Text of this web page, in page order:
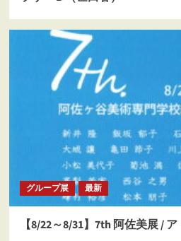
グループ展 最新
【8/22～8/31】7th 阿佐美展 /